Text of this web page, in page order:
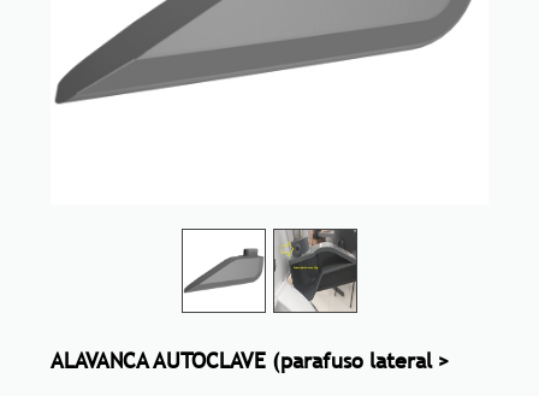
ALAVANCA AUTOCLAVE (parafuso lateral >